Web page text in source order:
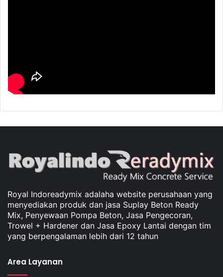
Royal Indoreadymix adalaha website perusahaan yang
menyediakan produk dan jasa Suplay Beton Ready
Mix, Penyewaan Pompa Beton, Jasa Pengecoran,
Trowel + Hardener dan Jasa Epoxy Lantai dengan tim
yang berpengalaman lebih dari 12 tahun
Area Layanan